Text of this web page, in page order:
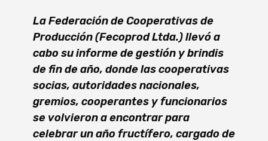
La Federación de Cooperativas de
Producción (Fecoprod Ltda.) llevó a
cabo su informe de gestión y brindis
de fin de año, donde las cooperativas
socias, autoridades nacionales,
gremios, cooperantes y funcionarios
se volvieron a encontrar para
celebrar un año fructífero, cargado de